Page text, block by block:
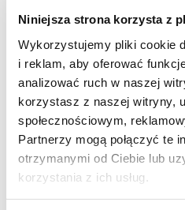
Niniejsza strona korzysta z
Wykorzystujemy pliki cookie
i reklam, aby oferować
analizować ruch w naszej
korzystasz z naszej witryny,
społecznościowym,
Partnerzy mogą połączyć te
otrzymanymi od Ciebie lub
korzystania z ich usług.
gdy musisz zdjąć
lawinowe i ratować kolegę)
Naboje są fabrycznie
można je składować do 10
sprawdzania ciśnienia. Po
od razu gotowe do użycia.
CECHY: